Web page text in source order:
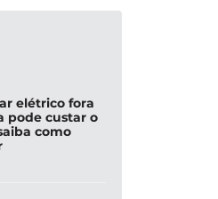
elétrico fora
pode custar o
como